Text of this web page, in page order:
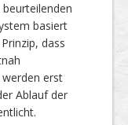
basiert
dass
erst
Ablauf der